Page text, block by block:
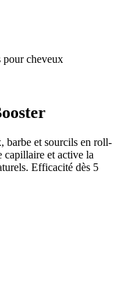
pour cheveux
barbe et sourcils en roll-
capillaire et active la
Efficacité dès 5